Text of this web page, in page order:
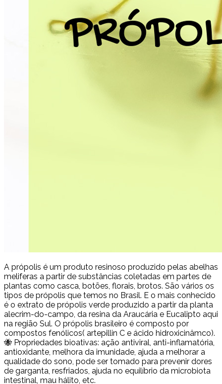
A própolis é um produto resinoso produzido pelas abelhas
meliferas a partir de substâncias coletadas em partes de
plantas como casca, botões, florais, brotos. São vários os
tipos de própolis que temos no Brasil. E o mais conhecido
é o extrato de própolis verde produzido a partir da planta
alecrim-do-campo, da resina da Araucária e Eucalipto aqui
na região Sul. O própolis brasileiro é composto por
compostos fenólicos( artepillin C e ácido hidroxicinâmco).
🐝 Propriedades bioativas: ação antiviral, anti-inflamatória,
antioxidante, melhora da imunidade, ajuda a melhorar a
qualidade do sono, pode ser tomado para prevenir dores
de garganta, resfriados, ajuda no equilíbrio da microbiota
intestinal, mau hálito, etc.